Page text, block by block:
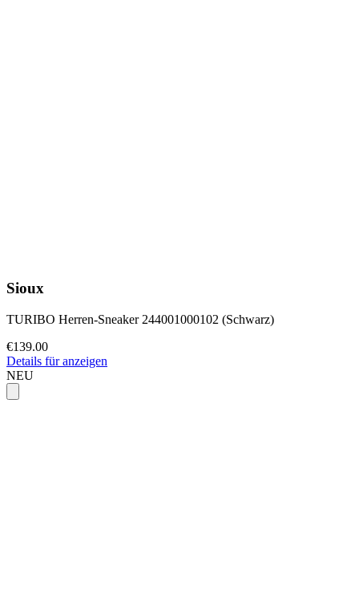
Sioux
TURIBO Herren-Sneaker 244001000102 (Schwarz)
€139.00
Details für anzeigen
NEU